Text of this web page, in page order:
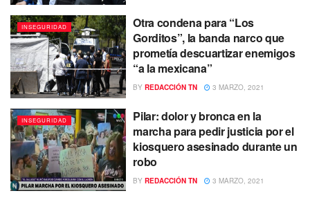
INSEGURIDAD
Otra condena para “Los
Gorditos”, la banda narco que
prometía descuartizar enemigos
“a la mexicana”
BY REDACCIÓN TN 3 MARZO, 2021
INSEGURIDAD
Pilar: dolor y bronca en la
marcha para pedir justicia por el
kiosquero asesinado durante un
robo
BY REDACCIÓN TN 3 MARZO, 2021